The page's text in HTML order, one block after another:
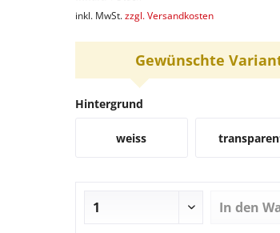
inkl. MwSt.zzgl. Versandkosten
Gewünschte
Hintergrund
weiss
In den